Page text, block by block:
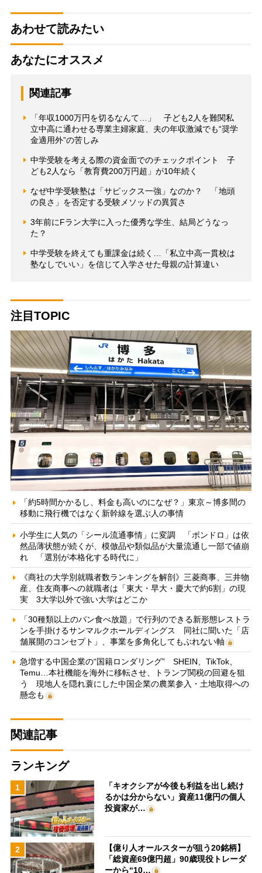
あわせて読みたい
あなたにオススメ
関連記事
「年収1000万円を切るなんて…」 子ども2人を難関私
立中高に通わせる専業主婦家庭、夫の年収激減でも“奨学
金適用外”の苦しみ
中学受験を考える際の資金面でのチェックポイント 子
ども2人なら「教育費200万円超」が10年続く
なぜ中学受験塾は「サピックス一強」なのか？ 「地頭
の良さ」を否定する受験メソッドの異質さ
3年前にFラン大学に入った優秀な学生、結局どうなっ
た？
中学受験を終えても重課金は続く…「私立中高一貫校は
塾なしでいい」を信じて入学させた母親の計算違い
注目TOPIC
「約5時間かかるし、料金も高いのになぜ？」東京～博多間の
移動に飛行機ではなく新幹線を選ぶ人の事情
小学生に人気の「シール流通事情」に変調 「ボンドロ」は依
然品薄状態が続くが、模倣品や類似品が大量流通し一部で値崩
れ 「選別が本格化する時代に」
《商社の大学別就職者数ランキングを解剖》三菱商事、三井物
産、住友商事への就職者は「東大・早大・慶大で約6割」の現
実 3大学以外で強い大学はどこか
「30種類以上のパン食べ放題」で行列のできる新形態レストラ
ンを手掛けるサンマルクホールディングス 同社に聞いた「店
舗展開のコンセプト」、事業を多角化してもぶれない軸
急増する中国企業の“国籍ロンダリング” SHEIN、TikTok、
Temu…本社機能を海外に移転させ、トランプ関税の回避を狙
う 現地人を隠れ蓑にした中国企業の農業参入・土地取得への
懸念も
関連記事
ランキング
1
「キオクシアが今後も利益を出し続け
るかは分からない」資産11億円の個人
投資家が…
2
【億り人オールスターが狙う20銘柄】
「総資産69億円超」90歳現役トレーダ
ーから“10…